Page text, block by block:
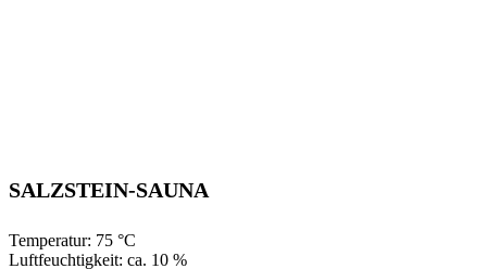
SALZSTEIN-SAUNA
Temperatur: 75 °C
Luftfeuchtigkeit: ca. 10 %